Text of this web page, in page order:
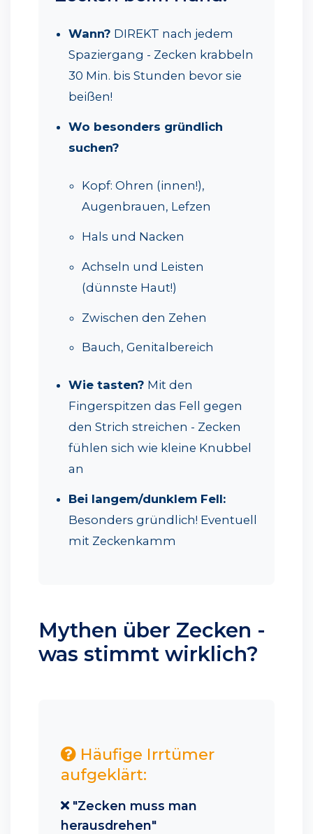
Wann? DIREKT nach jedem
Spaziergang - Zecken krabbeln
30 Min. bis Stunden bevor sie
beißen!
Wo besonders gründlich
suchen?
Kopf: Ohren (innen!),
Augenbrauen, Lefzen
Hals und Nacken
Achseln und Leisten
(dünnste Haut!)
Zwischen den Zehen
Bauch, Genitalbereich
Wie tasten? Mit den
Fingerspitzen das Fell gegen
den Strich streichen - Zecken
fühlen sich wie kleine Knubbel
an
Bei langem/dunklem Fell:
Besonders gründlich! Eventuell
mit Zeckenkamm
Mythen über Zecken -
was stimmt wirklich?
Häufige Irrtümer
aufgeklärt:
"Zecken muss man
herausdrehen"